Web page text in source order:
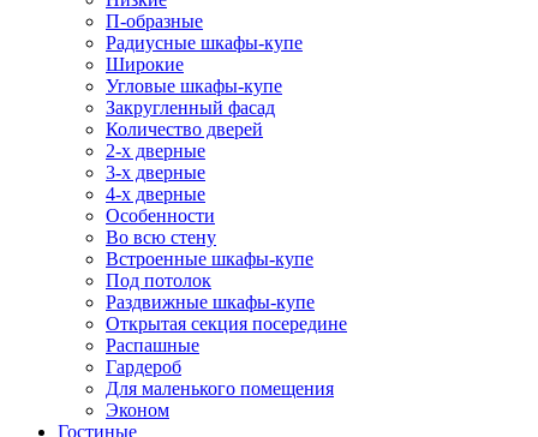
П-образные
Радиусные шкафы-купе
Широкие
Угловые шкафы-купе
Закругленный фасад
Количество дверей
2-х дверные
3-х дверные
4-х дверные
Особенности
Во всю стену
Встроенные шкафы-купе
Под потолок
Раздвижные шкафы-купе
Открытая секция посередине
Распашные
Гардероб
Для маленького помещения
Эконом
Гостиные